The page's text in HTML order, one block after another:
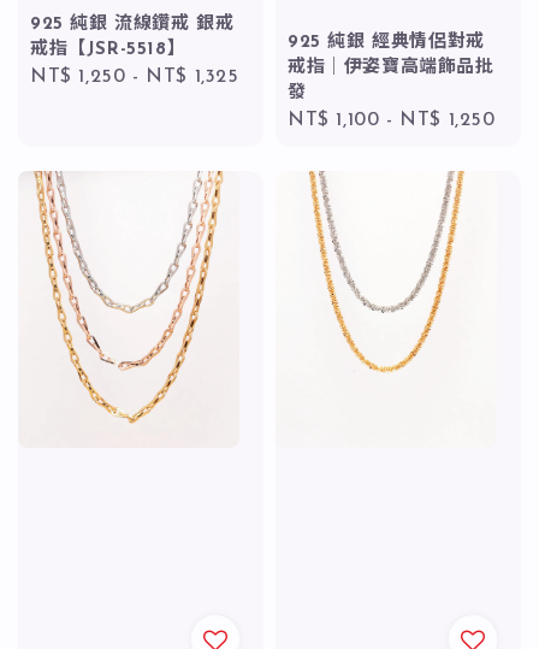
925 純銀 流線鑽戒 銀戒
戒指【JSR-5518】
Regular
NT$ 1,250 - NT$ 1,325
925 純銀 經典情侶對戒
戒指｜伊姿寶高端飾品批
發
Regular
NT$ 1,100 - NT$ 1,250